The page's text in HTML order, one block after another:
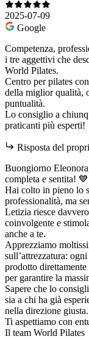
2025-07-09
Google
Competenza,
i tre aggettivi che
World Pilates.
Centro per pilates
della miglior qualità,
puntualità.
Lo consiglio a
praticanti più esperti!
Risposta del
Buongiorno
completa e sentita! 💙
Hai colto in pieno lo
professionalità, ma
Letizia riesce
coinvolgente e
anche a te.
Apprezziamo
sull’attrezzatura:
prodotto
per garantire la
Sapere che lo
sia a chi ha già
nella direzione giusta.
Ti aspettiamo con
Il team World Pilates